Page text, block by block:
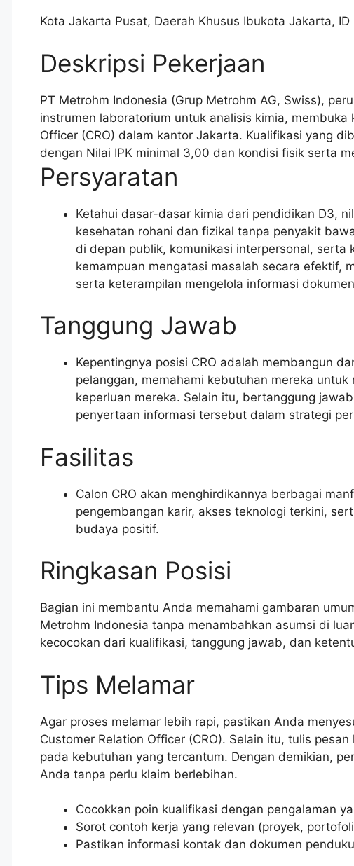
Kota Jakarta Pusat, Daerah Khusus Ibukota Jakarta, ID
Deskripsi Pekerjaan
PT Metrohm Indonesia (Grup Metrohm AG, Swiss),
instrumen laboratorium untuk analisis kimia,
Officer (CRO) dalam kantor Jakarta. Kualifikasi yang
dengan Nilai IPK minimal 3,00 dan kondisi fisik serta
Persyaratan
Ketahui dasar-dasar kimia dari pendidikan D3,
kesehatan rohani dan fizikal tanpa penyakit
di depan publik, komunikasi interpersonal, serta
kemampuan mengatasi masalah secara efektif,
serta keterampilan mengelola informasi
Tanggung Jawab
Kepentingnya posisi CRO adalah membangun
pelanggan, memahami kebutuhan mereka
keperluan mereka. Selain itu, bertanggung
penyertaan informasi tersebut dalam strategi
Fasilitas
Calon CRO akan menghirdikannya berbagai
pengembangan karir, akses teknologi terkini,
budaya positif.
Ringkasan Posisi
Bagian ini membantu Anda memahami gambaran
Metrohm Indonesia tanpa menambahkan asumsi di
kecocokan dari kualifikasi, tanggung jawab, dan
Tips Melamar
Agar proses melamar lebih rapi, pastikan Anda
Customer Relation Officer (CRO). Selain itu, tulis
pada kebutuhan yang tercantum. Dengan demikian,
Anda tanpa perlu klaim berlebihan.
Cocokkan poin kualifikasi dengan pengalaman
Sorot contoh kerja yang relevan (proyek,
Pastikan informasi kontak dan dokumen